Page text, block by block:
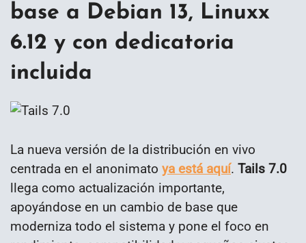
base a Debian 13, Linuxx
6.12 y con dedicatoria
incluida
La nueva versión de la distribución en vivo
centrada en el anonimato ya está aquí. Tails 7.0
llega como actualización importante,
apoyándose en un cambio de base que
moderniza todo el sistema y pone el foco en